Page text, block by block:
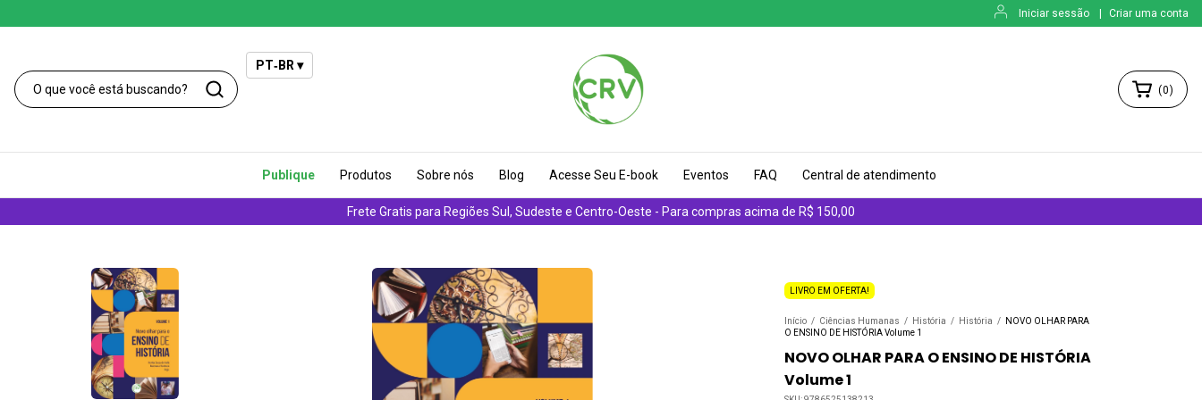
Iniciar sessão Criar uma conta
Frete Gratis para Regiões Sul, Sudeste e Centro-Oeste - Para compras acima de R$ 150,00
(0)
Publique Produtos Sobre nós Blog Acesse Seu E-book Eventos FAQ Central de atendimento
PT‑BR ▾
LIVRO EM OFERTA!
Início / Ciências Humanas / História / História /
NOVO OLHAR PARA
O ENSINO DE HISTÓRIA Volume 1
NOVO OLHAR PARA O ENSINO DE HISTÓRIA
Volume 1